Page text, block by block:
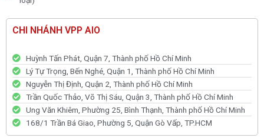
CHI NHÁNH VPP AIO
Huỳnh Tấn Phát, Quận 7, Thành phố Hồ Chí Minh
Lý Tự Trọng, Bến Nghé, Quận 1, Thành phố Hồ Chí Minh
Nguyễn Thị Định, Quận 2, Thành phố Hồ Chí Minh
Trần Quốc Thảo, Võ Thị Sáu, Quận 3, Thành phố Hồ Chí Minh
Ung Văn Khiêm, Phường 25, Bình Thạnh, Thành phố Hồ Chí Minh
168/1 Trần Bá Giao, Phường 5, Quận Gò Vấp, TP.HCM